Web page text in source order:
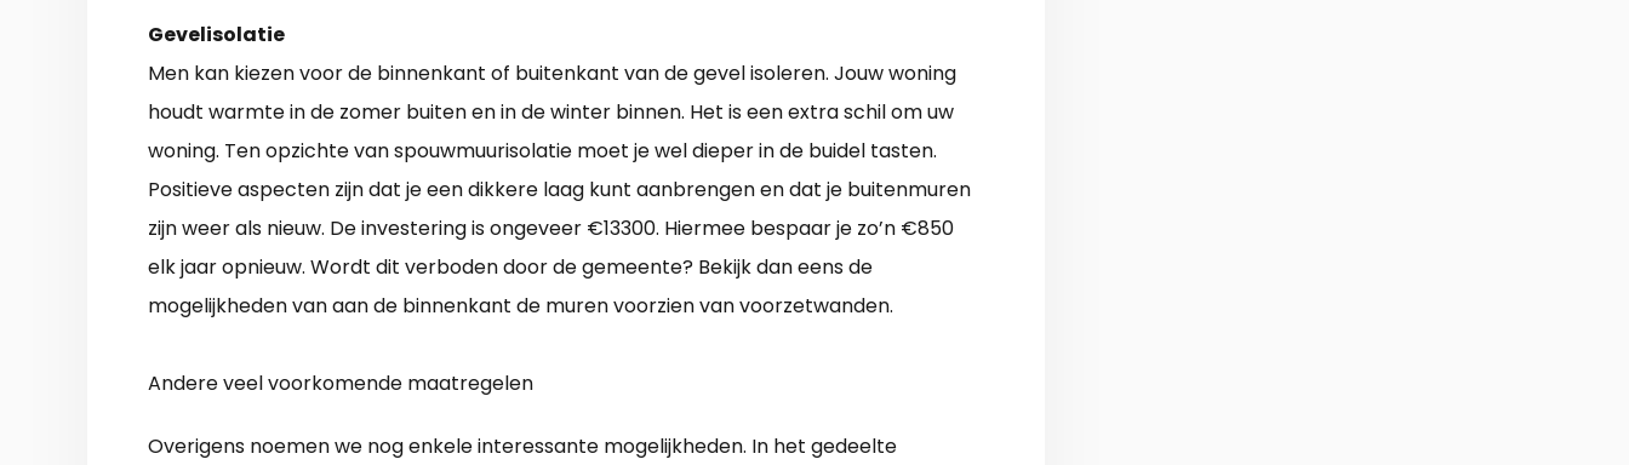
Gevelisolatie
Men kan kiezen voor de binnenkant of buitenkant van de gevel isoleren. Jouw woning
houdt warmte in de zomer buiten en in de winter binnen. Het is een extra schil om uw
woning. Ten opzichte van spouwmuurisolatie moet je wel dieper in de buidel tasten.
Positieve aspecten zijn dat je een dikkere laag kunt aanbrengen en dat je buitenmuren
zijn weer als nieuw. De investering is ongeveer €13300. Hiermee bespaar je zo’n €850
elk jaar opnieuw. Wordt dit verboden door de gemeente? Bekijk dan eens de
mogelijkheden van aan de binnenkant de muren voorzien van voorzetwanden.
Andere veel voorkomende maatregelen
Overigens noemen we nog enkele interessante mogelijkheden. In het gedeelte